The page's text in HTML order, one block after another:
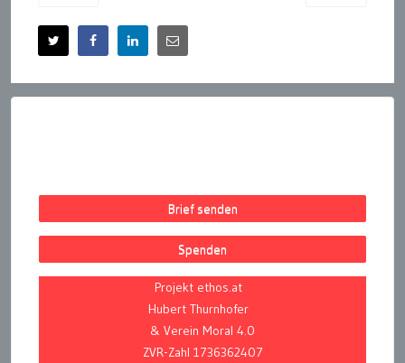
Brief senden
Spenden
Projekt ethos.at
Hubert Thurnhofer
& Verein Moral 4.0
ZVR-Zahl 1736362407